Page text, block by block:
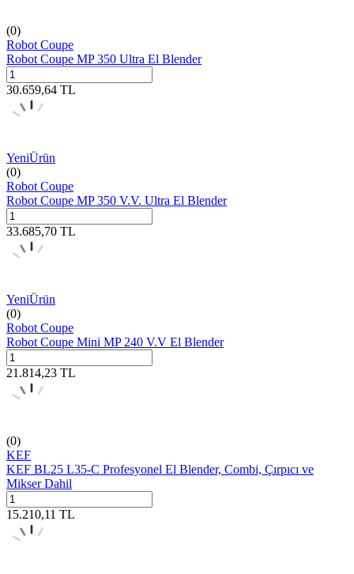
(0)
Robot Coupe
Robot Coupe MP 350 Ultra El Blender
30.659,64 TL
YeniÜrün
(0)
Robot Coupe
Robot Coupe MP 350 V.V. Ultra El Blender
33.685,70 TL
YeniÜrün
(0)
Robot Coupe
Robot Coupe Mini MP 240 V.V El Blender
21.814,23 TL
(0)
KEF
KEF BL25 L35-C Profesyonel El Blender, Combi, Çırpıcı ve
Mikser Dahil
15.210,11 TL